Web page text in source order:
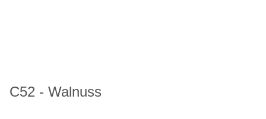
C52 - Walnuss